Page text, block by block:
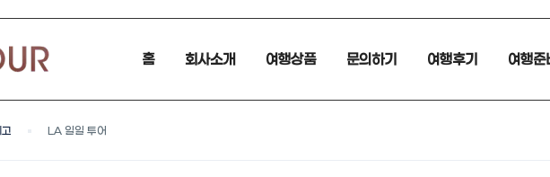
홈 회사소개 여행상품 문의하기 여행후기 여행준
LA 일일 투어